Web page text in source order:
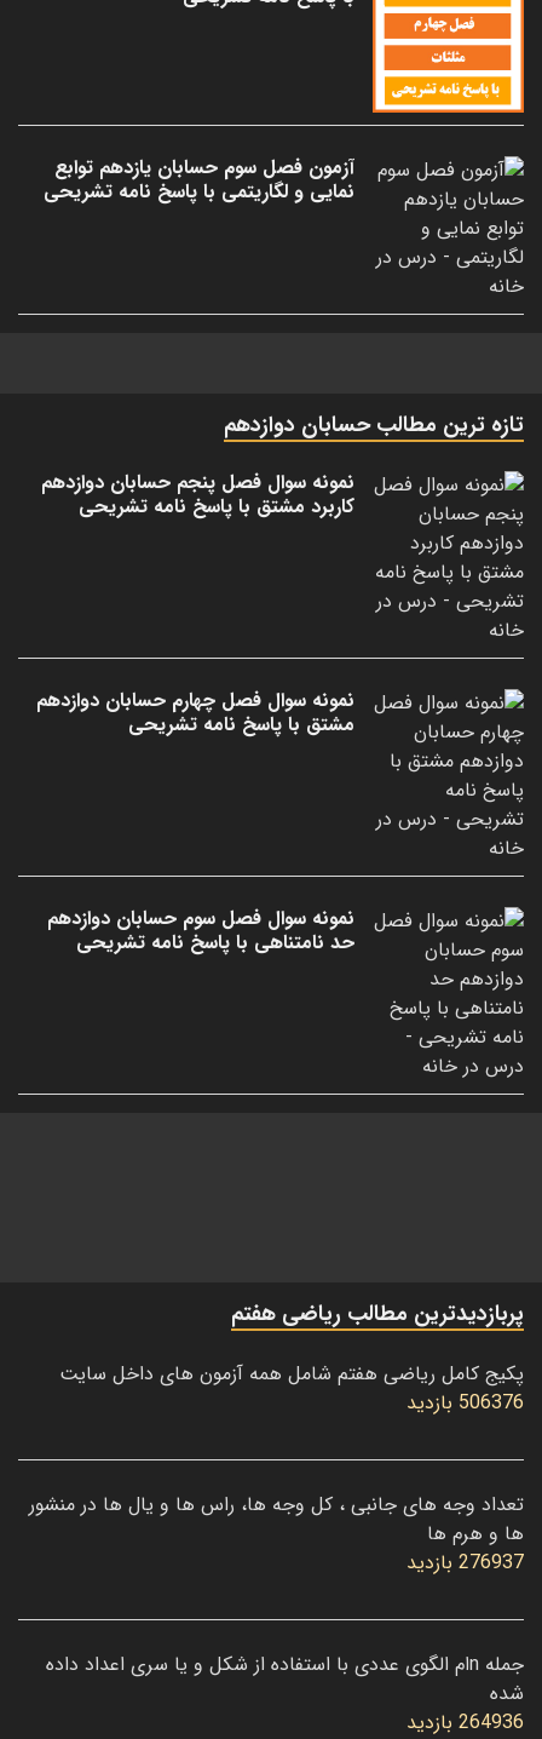
آزمون فصل سوم حسابان یازدهم توابع
نمایی و لگاریتمی با پاسخ نامه تشریحی
تازه ترین مطالب حسابان دوازدهم
نمونه سوال فصل پنجم حسابان دوازدهم
کاربرد مشتق با پاسخ نامه تشریحی
نمونه سوال فصل چهارم حسابان دوازدهم
مشتق با پاسخ نامه تشریحی
نمونه سوال فصل سوم حسابان دوازدهم
حد نامتناهی با پاسخ نامه تشریحی
پربازدیدترین مطالب ریاضی هفتم
پکیج کامل ریاضی هفتم شامل همه آزمون های داخل سایت
506376 بازدید
تعداد وجه های جانبی ، کل وجه ها، راس ها و یال ها در منشور
ها و هرم ها
276937 بازدید
جمله nام الگوی عددی با استفاده از شکل و یا سری اعداد داده
شده
264936 بازدید